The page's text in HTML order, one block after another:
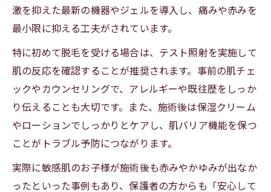
子供の肌質に合うキッズ脱毛施術の選び方
キッズ脱毛と保湿ケアで目指す美肌習慣
やさしい肌改革を促すキッズ脱毛の活用法
肌が敏感なお子様に最適なキッズ脱毛とは
敏感肌にやさしいキッズ脱毛の特徴と選び
方
アトピーや乾燥肌にも対応するキッズ脱毛
肌負担を減らすキッズ脱毛施術のポイント
敏感なお子様に合うキッズ脱毛サロンの探
し方
激を抑えた最新の機器やジェルを導入し、痛みや赤みを
最小限に抑える工夫がされています。
特に初めて脱毛を受ける場合は、テスト照射を実施して
肌の反応を確認することが推奨されます。事前の肌チェ
ックやカウンセリングで、アレルギーや既往歴をしっか
り伝えることも大切です。また、施術後は保湿クリーム
やローションでしっかりとケアし、肌バリア機能を保つ
ことがトラブル予防につながります。
実際に敏感肌のお子様が施術後も赤みやかゆみが出なか
ったといった事例もあり、保護者の方からも「安心して